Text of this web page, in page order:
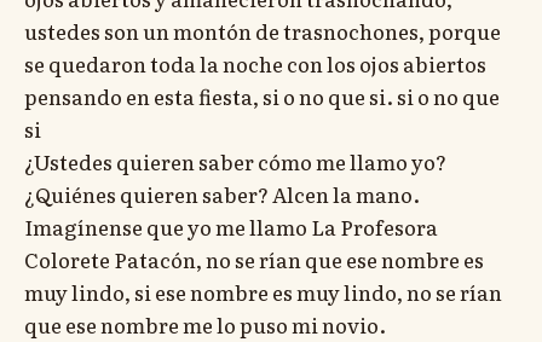
ustedes son un montón de trasnochones, porque
se quedaron toda la noche con los ojos abiertos
pensando en esta fiesta, si o no que si. si o no que
si
¿Ustedes quieren saber cómo me llamo yo?
¿Quiénes quieren saber? Alcen la mano.
Imagínense que yo me llamo La Profesora
Colorete Patacón, no se rían que ese nombre es
muy lindo, si ese nombre es muy lindo, no se rían
que ese nombre me lo puso mi novio.